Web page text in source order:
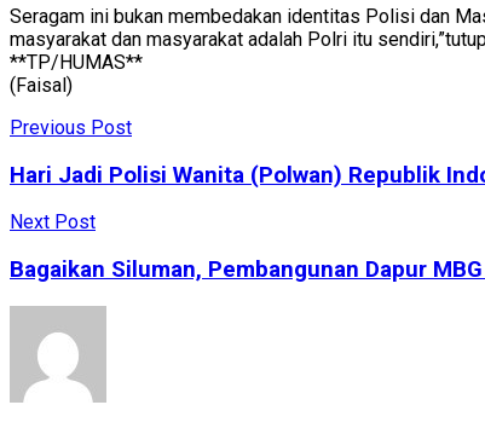
Seragam ini bukan membedakan identitas Polisi dan
masyarakat dan masyarakat adalah Polri itu
**TP/HUMAS**
(Faisal)
Previous Post
Hari Jadi Polisi Wanita (Polwan) Republik
Next Post
Bagaikan Siluman, Pembangunan Dapur